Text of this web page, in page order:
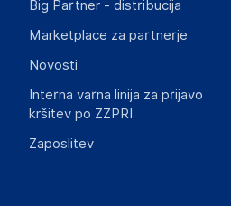
Sweden
Slike o varnosti izdelka
Slike o varnosti izdelka
informacije, povezane z
Big Partner - distribucija
Marketplace za partnerje
Novosti
Interna varna linija za prijavo
kršitev po ZZPRI
Zaposlitev